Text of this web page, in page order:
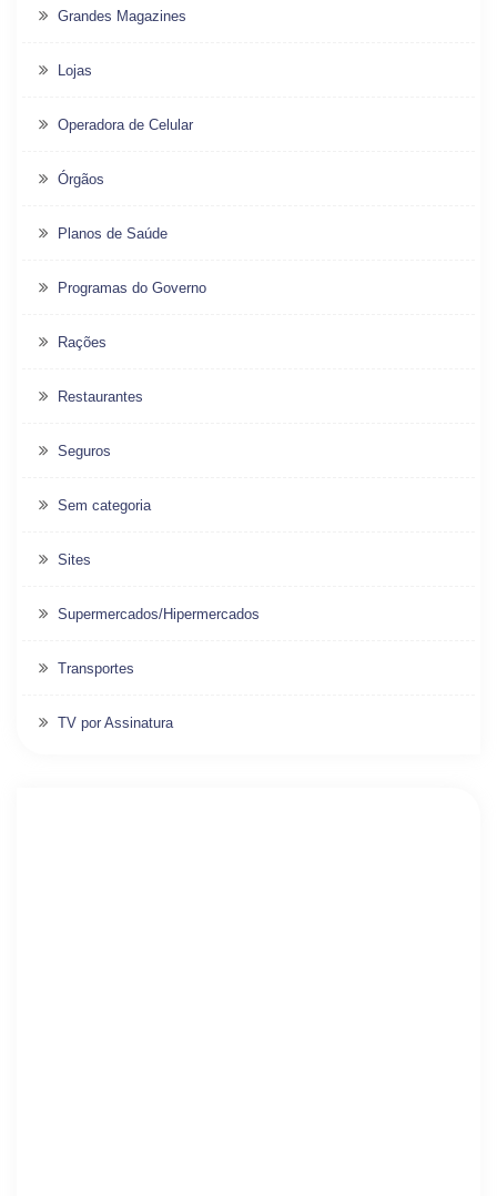
Grandes Magazines
Lojas
Operadora de Celular
Órgãos
Planos de Saúde
Programas do Governo
Rações
Restaurantes
Seguros
Sem categoria
Sites
Supermercados/Hipermercados
Transportes
TV por Assinatura